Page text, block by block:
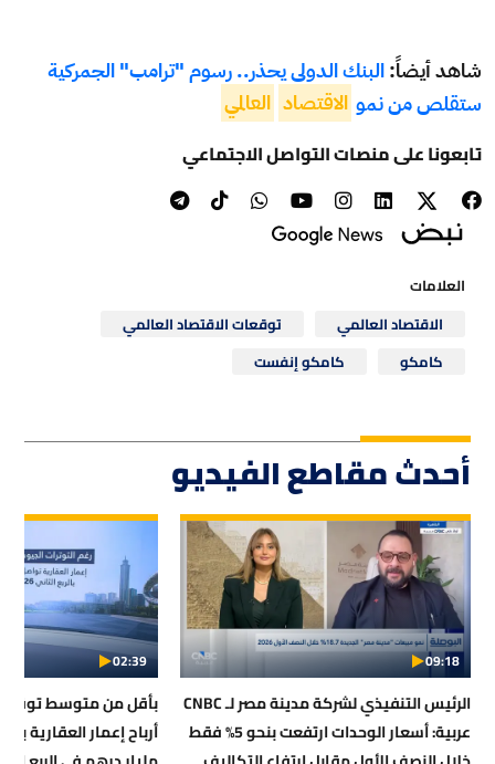
شاهد أيضاً:البنك الدولي يحذر.. رسوم "ترامب" الجمركية
ستقلص من نمو الاقتصاد العالمي
تابعونا على منصات التواصل الاجتماعي
العلامات
الاقتصاد العالمي
توقعات الاقتصاد العالمي
كامكو
كامكو إنفست
أحدث مقاطع الفيديو
09:18
الرئيس التنفيذي لشركة مدينة مصر لـ CNBC
عربية: أسعار الوحدات ارتفعت بنحو 5% فقط
02:39
بأقل من متوسط